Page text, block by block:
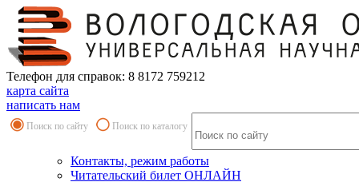
Телефон для справок: 8 8172 759212
карта сайта
написать нам
Поиск по сайту Поиск по каталогу
Контакты, режим работы
Читательский билет ОНЛАЙН